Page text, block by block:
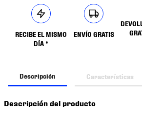
RECIBE EL MISMO
DÍA *
ENVÍO GRATIS
Descripción Características
Descripción del producto